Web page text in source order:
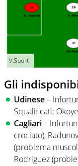
V:Sport
Gli
Udinese–
Squalificati:
Cagliari–
crociato),
(problema
Rodriguez